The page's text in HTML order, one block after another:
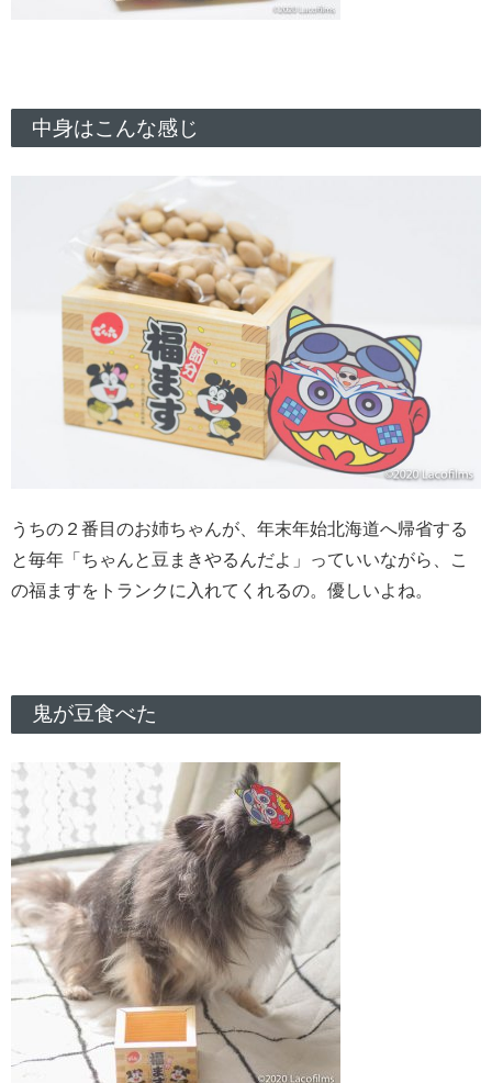
中身はこんな感じ
うちの２番目のお姉ちゃんが、年末年始北海道へ帰省する
と毎年「ちゃんと豆まきやるんだよ」っていいながら、こ
の福ますをトランクに入れてくれるの。優しいよね。
鬼が豆食べた